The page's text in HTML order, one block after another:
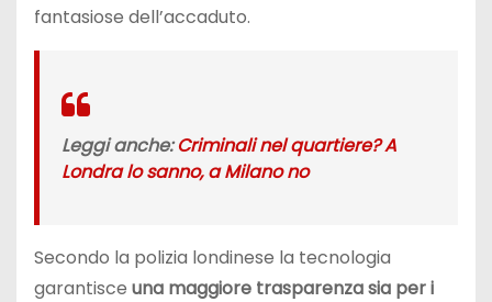
fantasiose dell’accaduto.
Leggi anche:Criminali nel quartiere? A
Londra lo sanno, a Milano no
Secondo la polizia londinese la tecnologia
garantisce una maggiore trasparenza sia per i